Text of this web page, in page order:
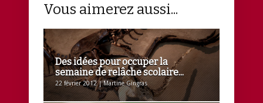
Vous aimerez aussi...
Des idées pour occuper la
semaine de relâche scolaire...
22 février 2012 | Martine Gingras